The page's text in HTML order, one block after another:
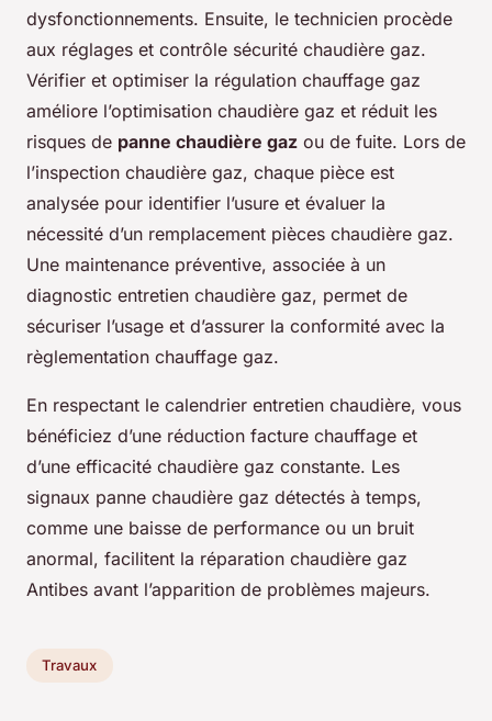
dysfonctionnements. Ensuite, le technicien procède
aux réglages et contrôle sécurité chaudière gaz.
Vérifier et optimiser la régulation chauffage gaz
améliore l’optimisation chaudière gaz et réduit les
risques de panne chaudière gaz ou de fuite. Lors de
l’inspection chaudière gaz, chaque pièce est
analysée pour identifier l’usure et évaluer la
nécessité d’un remplacement pièces chaudière gaz.
Une maintenance préventive, associée à un
diagnostic entretien chaudière gaz, permet de
sécuriser l’usage et d’assurer la conformité avec la
règlementation chauffage gaz.
En respectant le calendrier entretien chaudière, vous
bénéficiez d’une réduction facture chauffage et
d’une efficacité chaudière gaz constante. Les
signaux panne chaudière gaz détectés à temps,
comme une baisse de performance ou un bruit
anormal, facilitent la réparation chaudière gaz
Antibes avant l’apparition de problèmes majeurs.
Travaux